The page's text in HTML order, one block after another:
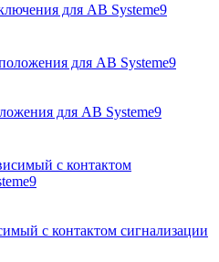
для АВ Systeme9
для АВ Systeme9
с контактом сигнализации